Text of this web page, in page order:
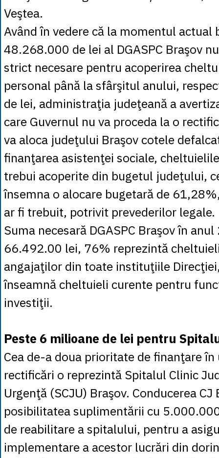
Veştea.
Având în vedere că la momentul actual
48.268.000 de lei al DGASPC Braşov
strict necesare pentru acoperirea
personal până la sfârşitul anului,
de lei, administraţia judeţeană a
care Guvernul nu va proceda la o
va aloca judeţului Braşov cotele
finanţarea asistenţei sociale,
trebui acoperite din bugetul judeţului,
însemna o alocare bugetară de
ar fi trebuit, potrivit prevederilor legale.
Suma necesară DGASPC Braşov în
66.492.00 lei, 76% reprezintă
angajaţilor din toate instituţiile
înseamnă cheltuieli curente pentru
investiţii.
Peste 6 milioane de lei pentru
Cea de-a doua prioritate de finanţare
rectificări o reprezintă Spitalul Clinic
Urgenţă (SCJU) Braşov. Conducerea
posibilitatea suplimentării cu
de reabilitare a spitalului, pentru a
implementare a acestor lucrări din